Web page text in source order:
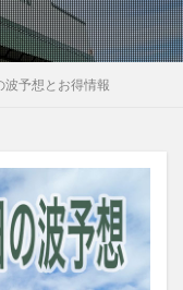
波予想とお得情報